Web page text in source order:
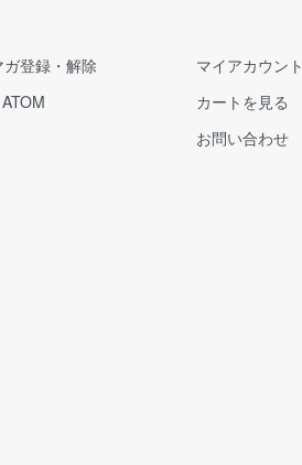
ガ登録・解除
ATOM
マイアカウント
カートを見る
お問い合わせ